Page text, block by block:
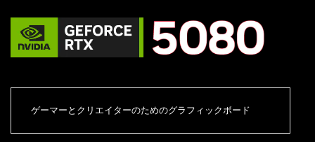
ゲーマーとクリエイターのためのグラフィックボード